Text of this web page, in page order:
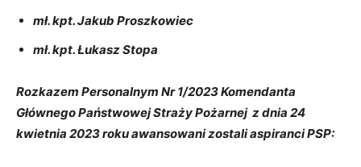
mł. kpt. Jakub Proszkowiec
mł. kpt. Łukasz Stopa
Rozkazem Personalnym Nr 1/2023 Komendanta
Głównego Państwowej Straży Pożarnej z dnia 24
kwietnia 2023 roku awansowani zostali aspiranci PSP: